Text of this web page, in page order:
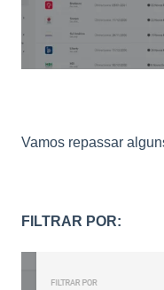
Vamos repassar
FILTRAR POR: